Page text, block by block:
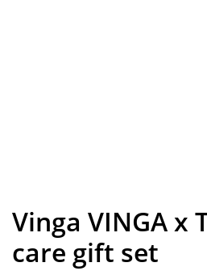
Vinga VINGA x
care gift set